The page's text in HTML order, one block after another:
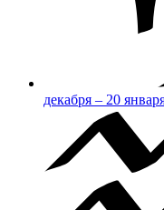
декабря – 20